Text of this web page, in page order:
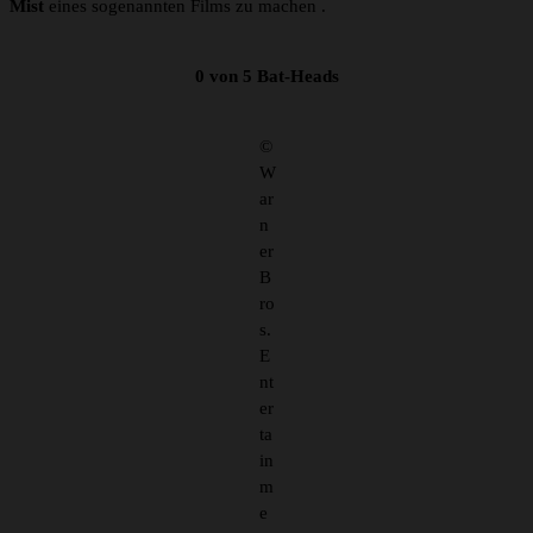
Mist eines sogenannten Films zu machen .
0 von 5 Bat-Heads
©
W
ar
n
er
B
ro
s.
E
nt
er
ta
in
m
e